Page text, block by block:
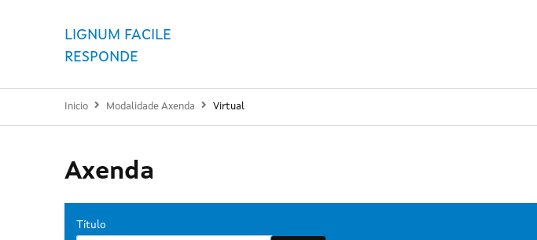
LIGNUM FACILE
RESPONDE
Inicio Modalidade Axenda Virtual
Axenda
Título